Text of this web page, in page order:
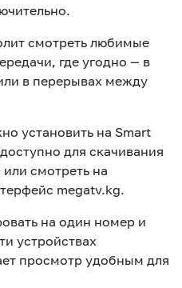
смотреть любимые
где угодно — в
в перерывах между
установить на Smart
для скачивания
смотреть на
megatv.kg.
на один номер и
устройствах
просмотр удобным для